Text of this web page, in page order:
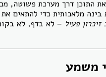
התוכן דרך מערכת פשוטה,
מלאכותית כדי להתאים
פעיל – לא בדף, לא
משמע